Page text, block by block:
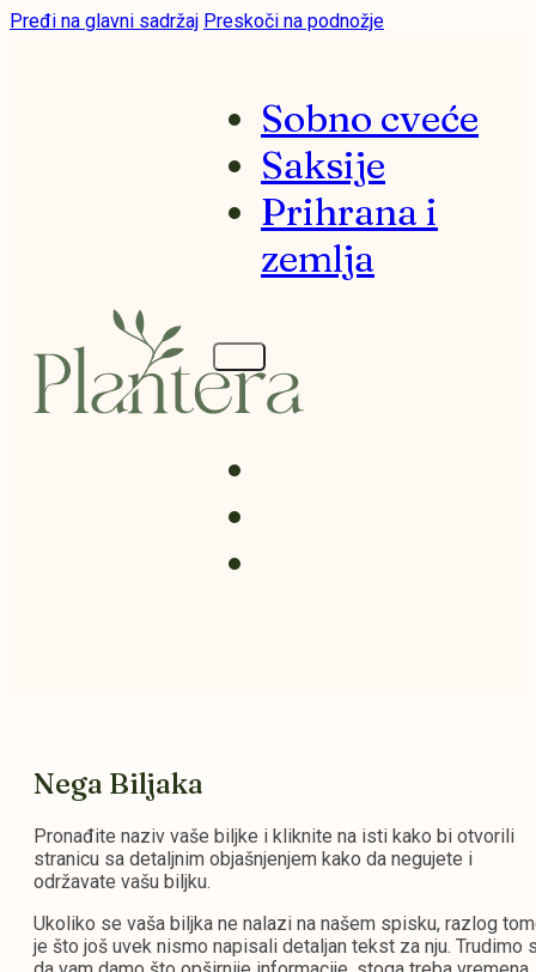
Pređi na glavni sadržaj Preskoči na podnožje
Sobno cveće
Saksije
Prihrana i
zemlja
Nega Biljaka
Pronađite naziv vaše biljke i kliknite na isti kako bi otvorili
stranicu sa detaljnim objašnjenjem kako da negujete i
održavate vašu biljku.
Ukoliko se vaša biljka ne nalazi na našem spisku, razlog
je što još uvek nismo napisali detaljan tekst za nju. Trudimo